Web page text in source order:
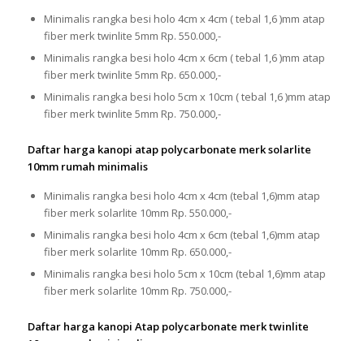
Minimalis rangka besi holo 4cm x 4cm ( tebal 1,6 )mm atap
fiber merk twinlite 5mm Rp. 550.000,-
Minimalis rangka besi holo 4cm x 6cm ( tebal 1,6 )mm atap
fiber merk twinlite 5mm Rp. 650.000,-
Minimalis rangka besi holo 5cm x 10cm ( tebal 1,6 )mm atap
fiber merk twinlite 5mm Rp. 750.000,-
Daftar harga kanopi atap polycarbonate merk solarlite
10mm rumah minimalis
Minimalis rangka besi holo 4cm x 4cm (tebal 1,6)mm atap
fiber merk solarlite 10mm Rp. 550.000,-
Minimalis rangka besi holo 4cm x 6cm (tebal 1,6)mm atap
fiber merk solarlite 10mm Rp. 650.000,-
Minimalis rangka besi holo 5cm x 10cm (tebal 1,6)mm atap
fiber merk solarlite 10mm Rp. 750.000,-
Daftar harga kanopi Atap polycarbonate merk twinlite